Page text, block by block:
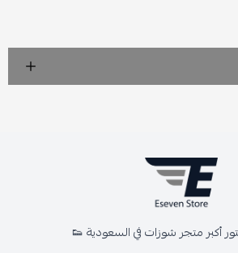
أكبر متجر شوزات في السعودية 👟